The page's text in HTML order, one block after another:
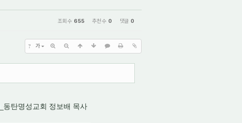
조회 수 655 추천 수 0 댓글 0
? 가
_동탄명성교회 정보배 목사